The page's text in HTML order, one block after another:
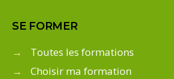
SE FORMER
→
Toutes les formations
→
Choisir ma formation